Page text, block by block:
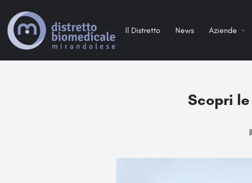
Il Distretto News Aziende
Scopri